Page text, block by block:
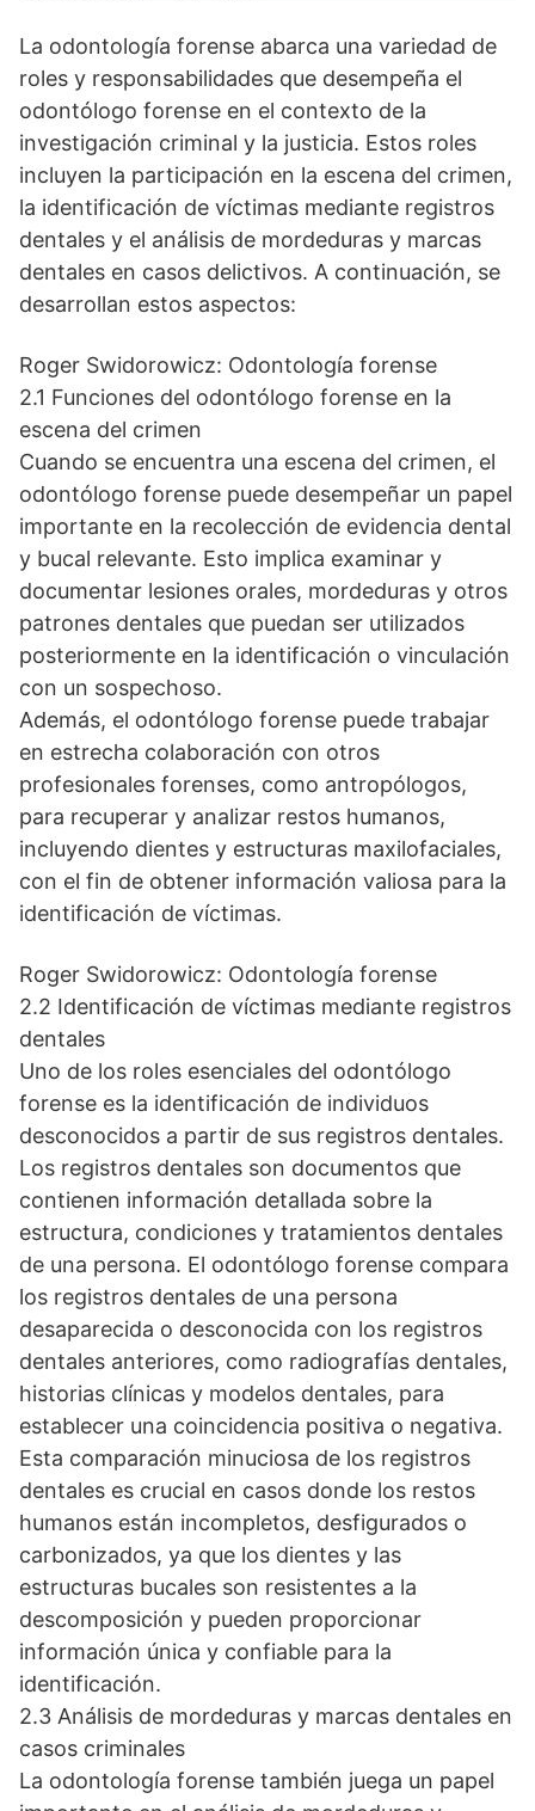
La odontología forense abarca una variedad de
roles y responsabilidades que desempeña el
odontólogo forense en el contexto de la
investigación criminal y la justicia. Estos roles
incluyen la participación en la escena del crimen,
la identificación de víctimas mediante registros
dentales y el análisis de mordeduras y marcas
dentales en casos delictivos. A continuación, se
desarrollan estos aspectos:
Roger Swidorowicz: Odontología forense
2.1 Funciones del odontólogo forense en la
escena del crimen
Cuando se encuentra una escena del crimen, el
odontólogo forense puede desempeñar un papel
importante en la recolección de evidencia dental
y bucal relevante. Esto implica examinar y
documentar lesiones orales, mordeduras y otros
patrones dentales que puedan ser utilizados
posteriormente en la identificación o vinculación
con un sospechoso.
Además, el odontólogo forense puede trabajar
en estrecha colaboración con otros
profesionales forenses, como antropólogos,
para recuperar y analizar restos humanos,
incluyendo dientes y estructuras maxilofaciales,
con el fin de obtener información valiosa para la
identificación de víctimas.
Roger Swidorowicz: Odontología forense
2.2 Identificación de víctimas mediante registros
dentales
Uno de los roles esenciales del odontólogo
forense es la identificación de individuos
desconocidos a partir de sus registros dentales.
Los registros dentales son documentos que
contienen información detallada sobre la
estructura, condiciones y tratamientos dentales
de una persona. El odontólogo forense compara
los registros dentales de una persona
desaparecida o desconocida con los registros
dentales anteriores, como radiografías dentales,
historias clínicas y modelos dentales, para
establecer una coincidencia positiva o negativa.
Esta comparación minuciosa de los registros
dentales es crucial en casos donde los restos
humanos están incompletos, desfigurados o
carbonizados, ya que los dientes y las
estructuras bucales son resistentes a la
descomposición y pueden proporcionar
información única y confiable para la
identificación.
2.3 Análisis de mordeduras y marcas dentales en
casos criminales
La odontología forense también juega un papel